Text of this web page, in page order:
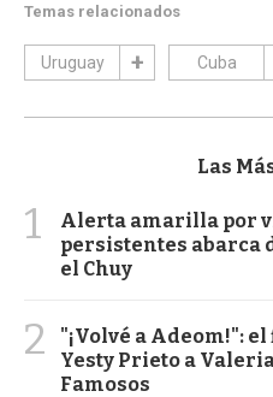
Temas relacionados
Uruguay Cuba
Las
1
Alerta amarilla por
persistentes abarca
el Chuy
2
"¡Volvé a Adeom!":
Yesty Prieto a
Famosos